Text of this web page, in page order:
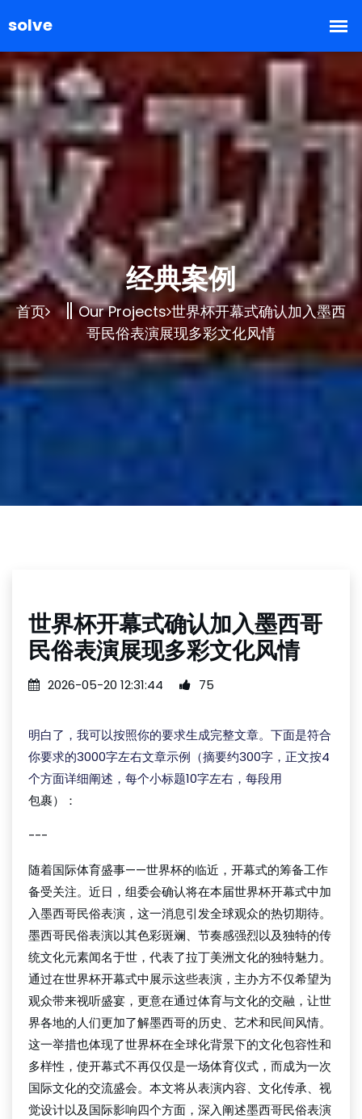
经典案例
首页 Our Projects 世界杯开幕式确认加入墨西
哥民俗表演展现多彩文化风情
世界杯开幕式确认加入墨西哥
民俗表演展现多彩文化风情
2026-05-20 12:31:44 75
明白了，我可以按照你的要求生成完整文章。下面是符合
你要求的3000字左右文章示例（摘要约300字，正文按4
个方面详细阐述，每个小标题10字左右，每段用
包裹）：
---
随着国际体育盛事——世界杯的临近，开幕式的筹备工作
备受关注。近日，组委会确认将在本届世界杯开幕式中加
入墨西哥民俗表演，这一消息引发全球观众的热切期待。
墨西哥民俗表演以其色彩斑斓、节奏感强烈以及独特的传
统文化元素闻名于世，代表了拉丁美洲文化的独特魅力。
通过在世界杯开幕式中展示这些表演，主办方不仅希望为
观众带来视听盛宴，更意在通过体育与文化的交融，让世
界各地的人们更加了解墨西哥的历史、艺术和民间风情。
这一举措也体现了世界杯在全球化背景下的文化包容性和
多样性，使开幕式不再仅仅是一场体育仪式，而成为一次
国际文化的交流盛会。本文将从表演内容、文化传承、视
觉设计以及国际影响四个方面，深入阐述墨西哥民俗表演